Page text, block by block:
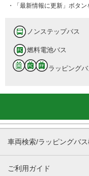
・「最新情報に更新」ボタ
ノンステップバス
燃料電池バス
ラッピング
車両検索/ラッピングバ
ご利用ガイド